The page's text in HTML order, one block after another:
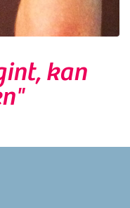
kan